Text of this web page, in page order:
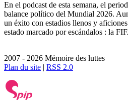
En el podcast de esta semana, el
balance político del Mundial 2026.
un éxito con estadios llenos y
estado marcado por escándalos : la
2007 - 2026 Mémoire des luttes
Plan du site | RSS 2.0